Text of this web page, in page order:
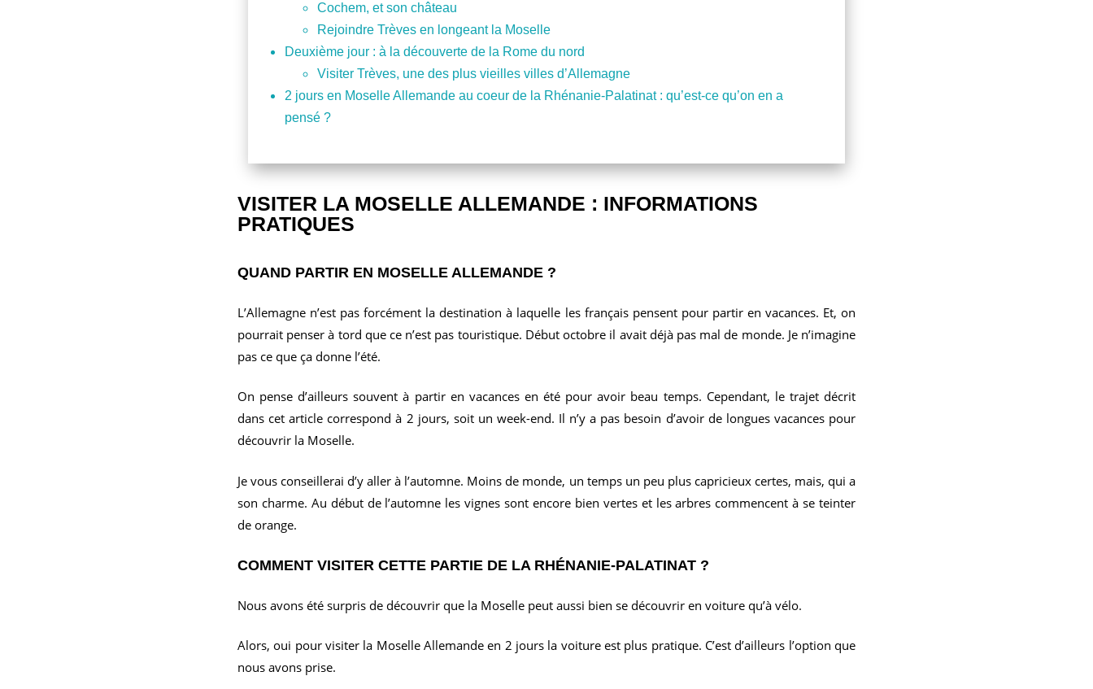
Cochem, et son château
Rejoindre Trèves en longeant la Moselle
Deuxième jour : à la découverte de la Rome du nord
Visiter Trèves, une des plus vieilles villes d’Allemagne
2 jours en Moselle Allemande au coeur de la Rhénanie-Palatinat : qu’est-ce qu’on en a
pensé ?
VISITER LA MOSELLE ALLEMANDE : INFORMATIONS
PRATIQUES
QUAND PARTIR EN MOSELLE ALLEMANDE ?
L’Allemagne n’est pas forcément la destination à laquelle les français pensent pour partir en vacances. Et, on
pourrait penser à tord que ce n’est pas touristique. Début octobre il avait déjà pas mal de monde. Je n’imagine
pas ce que ça donne l’été.
On pense d’ailleurs souvent à partir en vacances en été pour avoir beau temps. Cependant, le trajet décrit
dans cet article correspond à 2 jours, soit un week-end. Il n’y a pas besoin d’avoir de longues vacances pour
découvrir la Moselle.
Je vous conseillerai d’y aller à l’automne. Moins de monde, un temps un peu plus capricieux certes, mais, qui a
son charme. Au début de l’automne les vignes sont encore bien vertes et les arbres commencent à se teinter
de orange.
COMMENT VISITER CETTE PARTIE DE LA RHÉNANIE-PALATINAT ?
Nous avons été surpris de découvrir que la Moselle peut aussi bien se découvrir en voiture qu’à vélo.
Alors, oui pour visiter la Moselle Allemande en 2 jours la voiture est plus pratique. C’est d’ailleurs l’option que
nous avons prise.